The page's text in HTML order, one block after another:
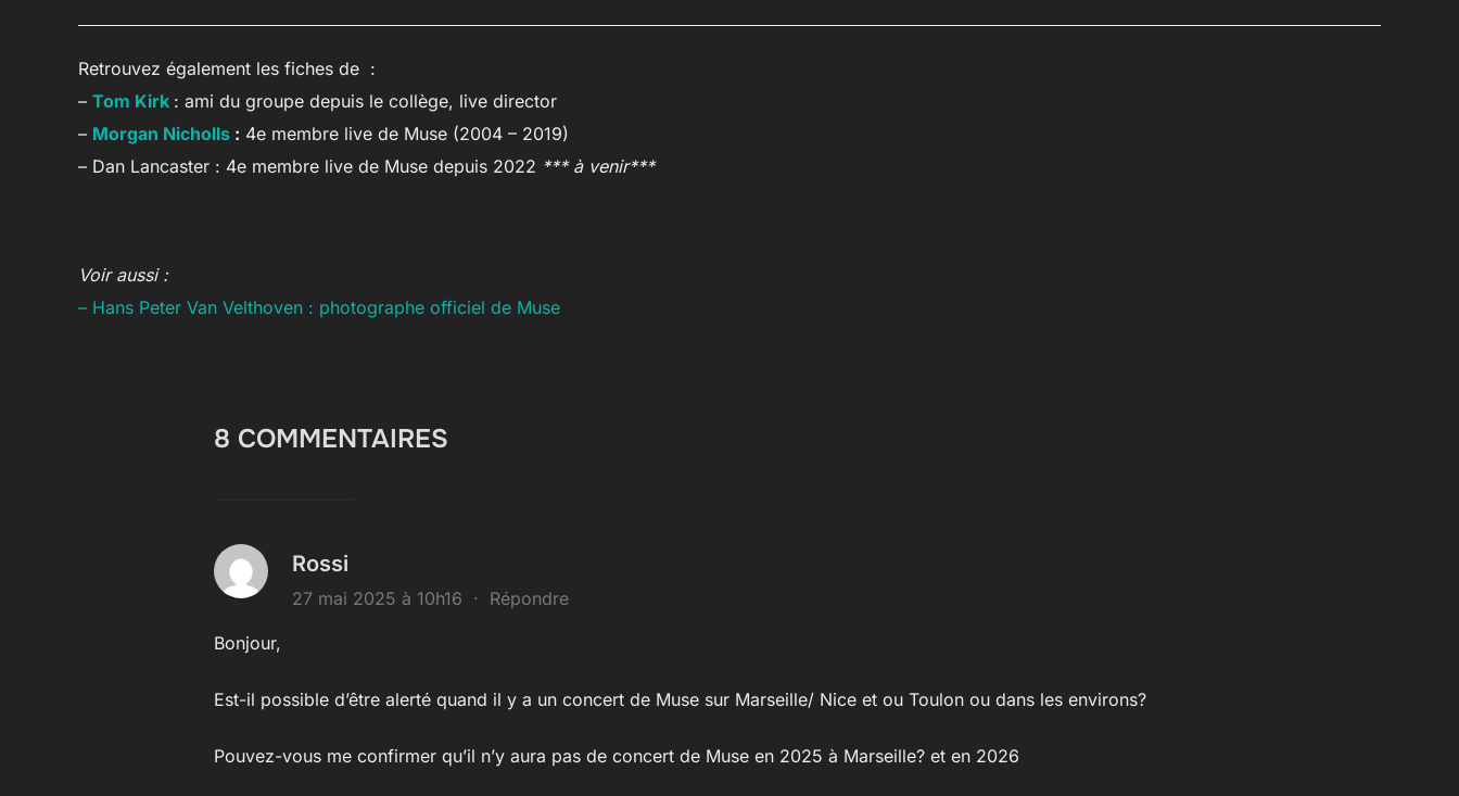
Retrouvez également les fiches de :
– Tom Kirk : ami du groupe depuis le collège, live director
– Morgan Nicholls : 4e membre live de Muse (2004 – 2019)
– Dan Lancaster : 4e membre live de Muse depuis 2022 *** à venir***
Voir aussi :
– Hans Peter Van Velthoven : photographe officiel de Muse
8 COMMENTAIRES
Rossi
27 mai 2025 à 10h16 · Répondre
Bonjour,
Est-il possible d’être alerté quand il y a un concert de Muse sur Marseille/ Nice et ou Toulon ou dans les environs?
Pouvez-vous me confirmer qu’il n’y aura pas de concert de Muse en 2025 à Marseille? et en 2026